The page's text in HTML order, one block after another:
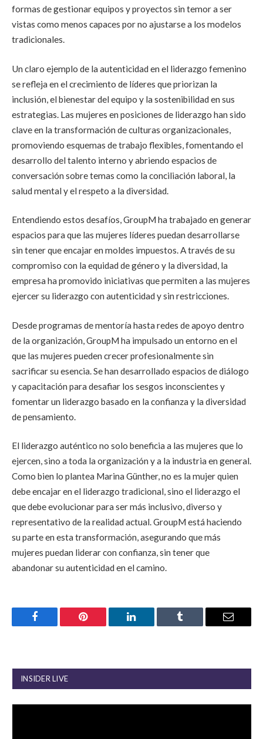
formas de gestionar equipos y proyectos sin temor a ser
vistas como menos capaces por no ajustarse a los modelos
tradicionales.
Un claro ejemplo de la autenticidad en el liderazgo femenino
se refleja en el crecimiento de líderes que priorizan la
inclusión, el bienestar del equipo y la sostenibilidad en sus
estrategias. Las mujeres en posiciones de liderazgo han sido
clave en la transformación de culturas organizacionales,
promoviendo esquemas de trabajo flexibles, fomentando el
desarrollo del talento interno y abriendo espacios de
conversación sobre temas como la conciliación laboral, la
salud mental y el respeto a la diversidad.
Entendiendo estos desafíos, GroupM ha trabajado en generar
espacios para que las mujeres líderes puedan desarrollarse
sin tener que encajar en moldes impuestos. A través de su
compromiso con la equidad de género y la diversidad, la
empresa ha promovido iniciativas que permiten a las mujeres
ejercer su liderazgo con autenticidad y sin restricciones.
Desde programas de mentoría hasta redes de apoyo dentro
de la organización, GroupM ha impulsado un entorno en el
que las mujeres pueden crecer profesionalmente sin
sacrificar su esencia. Se han desarrollado espacios de diálogo
y capacitación para desafiar los sesgos inconscientes y
fomentar un liderazgo basado en la confianza y la diversidad
de pensamiento.
El liderazgo auténtico no solo beneficia a las mujeres que lo
ejercen, sino a toda la organización y a la industria en general.
Como bien lo plantea Marina Günther, no es la mujer quien
debe encajar en el liderazgo tradicional, sino el liderazgo el
que debe evolucionar para ser más inclusivo, diverso y
representativo de la realidad actual. GroupM está haciendo
su parte en esta transformación, asegurando que más
mujeres puedan liderar con confianza, sin tener que
abandonar su autenticidad en el camino.
Facebook Pinterest LinkedIn Tumblr Email
INSIDER LIVE